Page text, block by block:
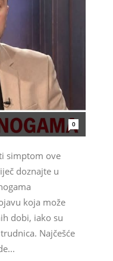
0
simptom ove
doznajte u
koja može
dobi, iako su
Najčešće